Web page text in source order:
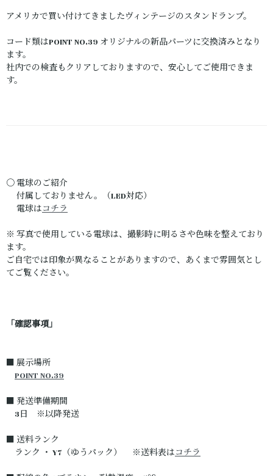
アメリカで買い付けてきましたヴィンテージのスタンドランプ。
コード類はPOINT NO.39 オリジナルの新品パーツに交換済みとなり
ます。
社内での検査もクリアしておりますので、安心してご使用できま
す。
〇 電球のご紹介
付属しておりません。（LED対応）
電球はコチラ
※ 写真で使用している電球は、撮影時に明るさや色味を整えており
ます。
ご自宅では印象が異なることがありますので、あくまで雰囲気とし
てご覧ください。
「確認事項」
■ 展示場所
POINT NO.39
■ 発送準備期間
3日 ※以降発送
■ 送料ランク
ランク ・ Y7（ゆうパック） ※送料表はコチラ